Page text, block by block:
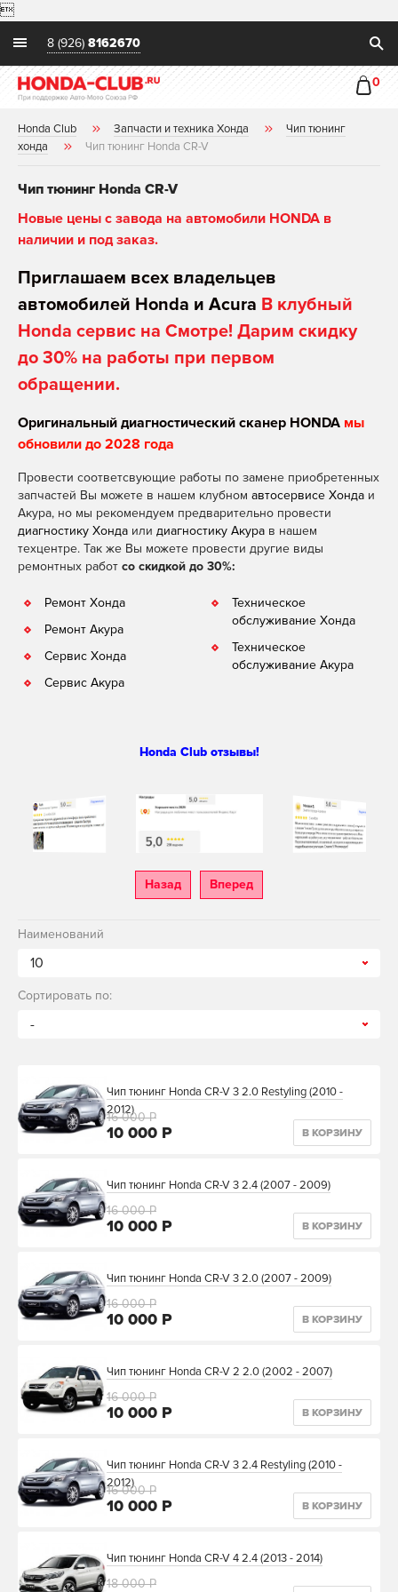

8 (926) 8162670
0
Honda Club Запчасти и техника Хонда
Чип тюнинг
хонда
Чип тюнинг Honda CR-V
Чип тюнинг Honda CR-V
Новые цены с завода на автомобили HONDA в
наличии и под заказ.
Приглашаем всех владельцев
автомобилей Honda и Acura В клубный
Honda сервис на Смотре! Дарим скидку
до 30% на работы при первом
обращении.
Оригинальный диагностический сканер HONDA мы
обновили до 2028 года
Провести соответсвующие работы по замене приобретенных
запчастей Вы можете в нашем клубном автосервисе Хонда и
Акура, но мы рекомендуем предварительно провести
диагностику Хонда или диагностику Акура в нашем
техцентре. Так же Вы можете провести другие виды
ремонтных работ со скидкой до 30%:
Ремонт Хонда
Ремонт Акура
Сервис Хонда
Сервис Акура
Техническое
обслуживание Хонда
Техническое
обслуживание Акура
Honda Club отзывы!
Назад Вперед
Наименований
10
Сортировать по:
-
Чип тюнинг Honda CR-V 3 2.0 Restyling (2010 -
2012)
10 000 Р
16 000 Р
В КОРЗИНУ
Чип тюнинг Honda CR-V 3 2.4 (2007 - 2009)
10 000 Р
16 000 Р
В КОРЗИНУ
Чип тюнинг Honda CR-V 3 2.0 (2007 - 2009)
10 000 Р
16 000 Р
В КОРЗИНУ
Чип тюнинг Honda CR-V 2 2.0 (2002 - 2007)
10 000 Р
16 000 Р
В КОРЗИНУ
Чип тюнинг Honda CR-V 3 2.4 Restyling (2010 -
2012)
10 000 Р
16 000 Р
В КОРЗИНУ
Чип тюнинг Honda CR-V 4 2.4 (2013 - 2014)
18 000 Р